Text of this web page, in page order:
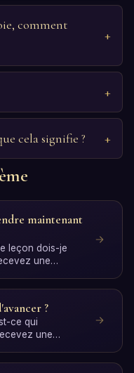
comment
cela signifie ?
maintenant
leçon dois-je
une
?
ce qui
une